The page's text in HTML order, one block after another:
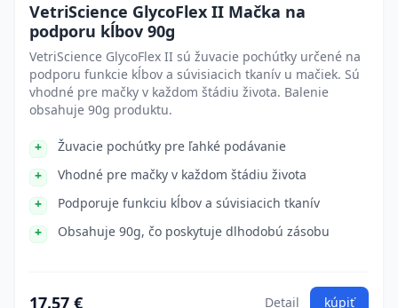
VetriScience GlycoFlex II Mačka na
podporu kĺbov 90g
VetriScience GlycoFlex II sú žuvacie pochúťky určené na
podporu funkcie kĺbov a súvisiacich tkanív u mačiek. Sú
vhodné pre mačky v každom štádiu života. Balenie
obsahuje 90g produktu.
Žuvacie pochúťky pre ľahké podávanie
Vhodné pre mačky v každom štádiu života
Podporuje funkciu kĺbov a súvisiacich tkanív
Obsahuje 90g, čo poskytuje dlhodobú zásobu
17.57 € Detail kúpiť